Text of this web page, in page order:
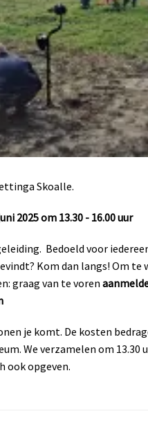
Skoalle.
2025 om 13.30 - 16.00 uur
Bedoeld voor
Kom dan langs! Om te
graag van te voren
je komt. De kosten
We verzamelen om 13.30
ook opgeven.